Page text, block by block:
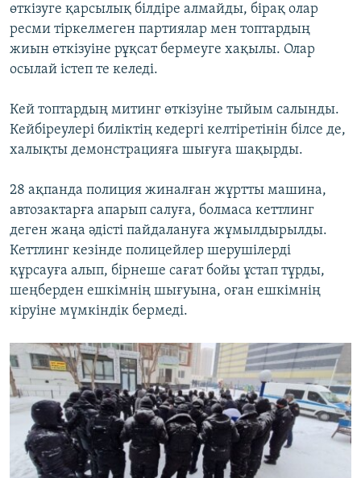
өткізуге қарсылық білдіре алмайды, бірақ олар
ресми тіркелмеген партиялар мен топтардың
жиын өткізуіне рұқсат бермеуге хақылы. Олар
осылай істеп те келеді.
Кей топтардың митинг өткізуіне тыйым салынды.
Кейбіреулері биліктің кедергі келтіретінін білсе де,
халықты демонстрацияға шығуға шақырды.
28 ақпанда полиция жиналған жұртты машина,
автозактарға апарып салуға, болмаса кеттлинг
деген жаңа әдісті пайдалануға жұмылдырылды.
Кеттлинг кезінде полицейлер шерушілерді
құрсауға алып, бірнеше сағат бойы ұстап тұрды,
шеңберден ешкімнің шығуына, оған ешкімнің
кіруіне мүмкіндік бермеді.